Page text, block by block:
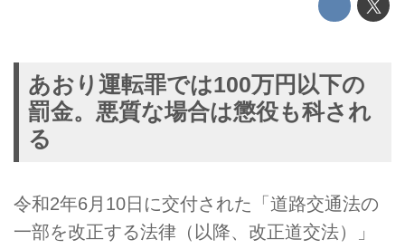
あおり運転罪では100万円以下の
罰金。悪質な場合は懲役も科され
る
令和2年6月10日に交付された「道路交通法の
一部を改正する法律（以降、改正道交法）」